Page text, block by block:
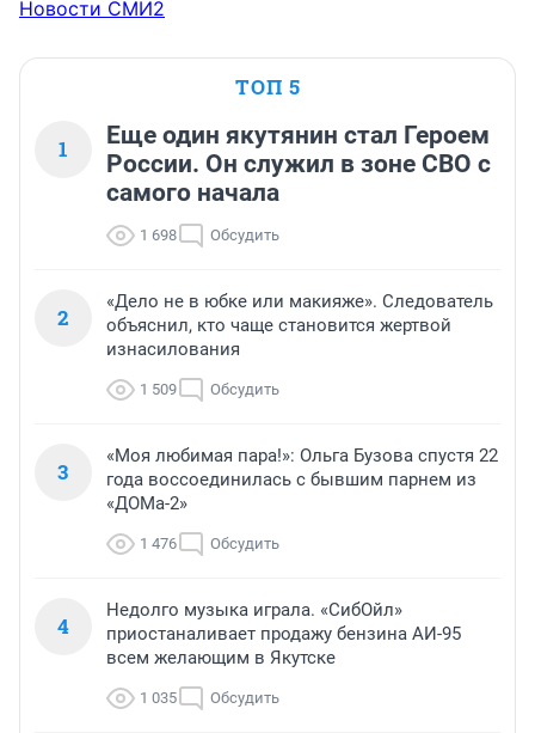
Новости СМИ2
ТОП 5
1
Еще один якутянин стал Героем
России. Он служил в зоне СВО с
самого начала
1 698 Обсудить
2
«Дело не в юбке или макияже». Следователь
объяснил, кто чаще становится жертвой
изнасилования
1 509 Обсудить
3
«Моя любимая пара!»: Ольга Бузова спустя 22
года воссоединилась с бывшим парнем из
«ДОМа-2»
1 476 Обсудить
4
Недолго музыка играла. «СибОйл»
приостаналивает продажу бензина АИ-95
всем желающим в Якутске
1 035 Обсудить